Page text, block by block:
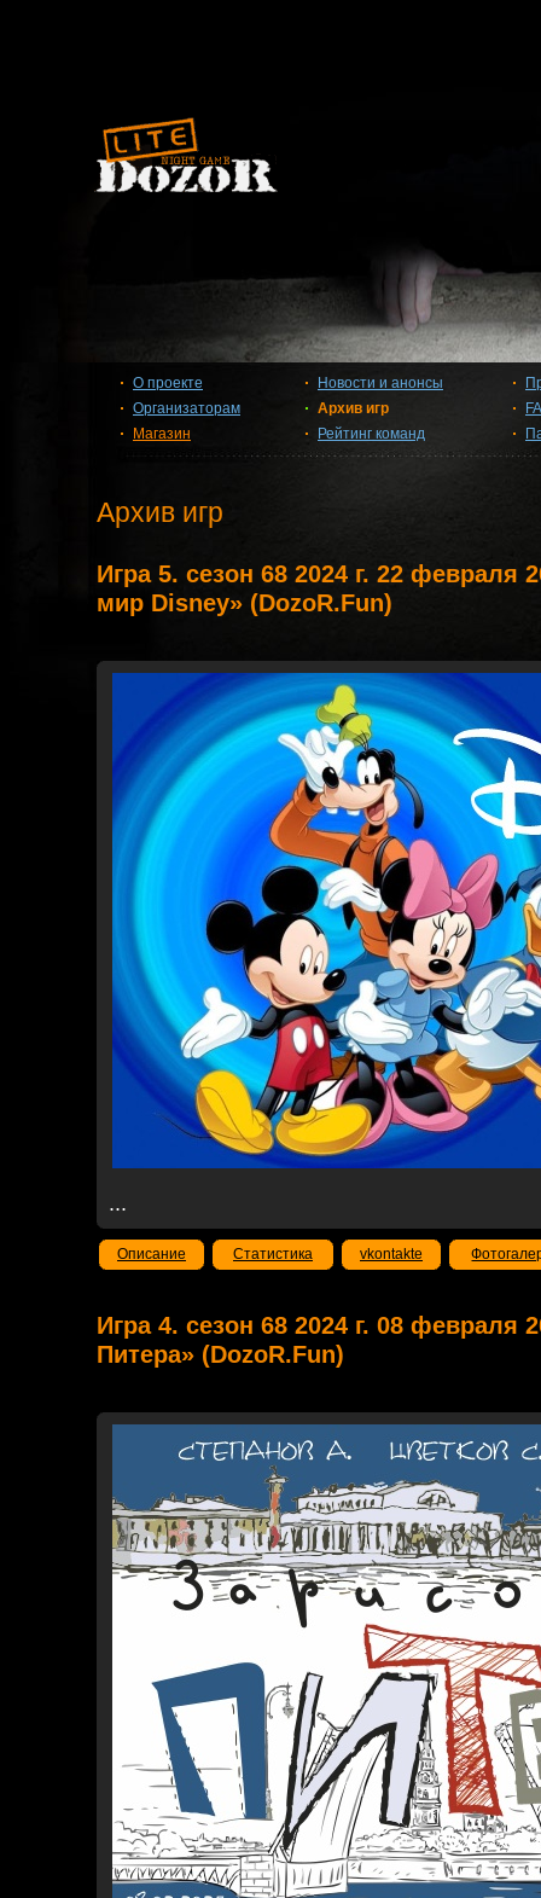
О проекте
Организаторам
Магазин
Новости и анонсы
Архив игр
Рейтинг команд
Архив игр
Игра 5. сезон 68 2024 г. 22
мир Disney» (DozoR.Fun)
...
Описание Статистика vkontakte
Игра 4. сезон 68 2024 г. 08 февраля
Питера» (DozoR.Fun)